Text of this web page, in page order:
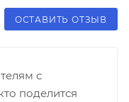
ОСТАВИТЬ ОТЗЫВ
с
поделится